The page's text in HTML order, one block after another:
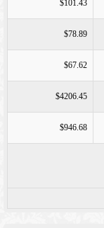
$101.43
$78.89
$67.62
$4206.45
$946.68